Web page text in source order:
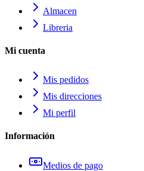
Almacen
Libreria
Mi cuenta
Mis pedidos
Mis direcciones
Mi perfil
Información
Medios de pago